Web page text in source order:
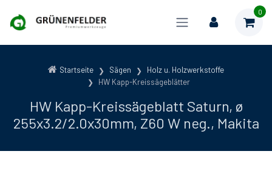
0
Startseite Sägen
Holz u. Holzwerkstoffe
HW Kapp-Kreissägeblätter
HW Kapp-Kreissägeblatt Saturn, ø
255x3.2/2.0x30mm, Z60 W neg., Makita